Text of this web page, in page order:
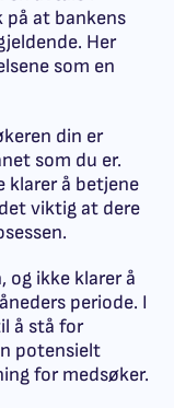
på at bankens
Her
som en
din er
som du er.
klarer å betjene
viktig at dere
og ikke klarer å
periode. I
å stå for
potensielt
for medsøker.